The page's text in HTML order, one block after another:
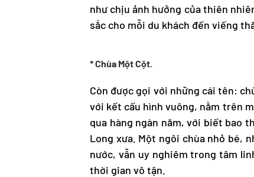
như chịu ảnh hưởng của thiên
sắc cho mỗi du khách đến viếng
* Chùa Một Cột.
Còn được gọi với những cái tên:
với kết cấu hình vuông, nằm trên
qua hàng ngàn năm, với biết bao
Long xưa. Một ngôi chùa nhỏ bé,
nước, vẫn uy nghiêm trong tâm
thời gian vô tận.